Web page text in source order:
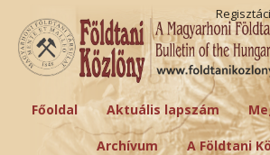
Főoldal Aktuális lapszám
Archívum A Földtani